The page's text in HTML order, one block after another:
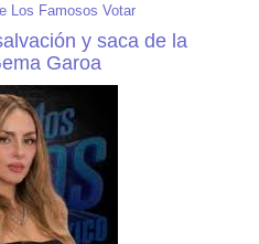
Los Famosos Votar
y saca de la
Garoa